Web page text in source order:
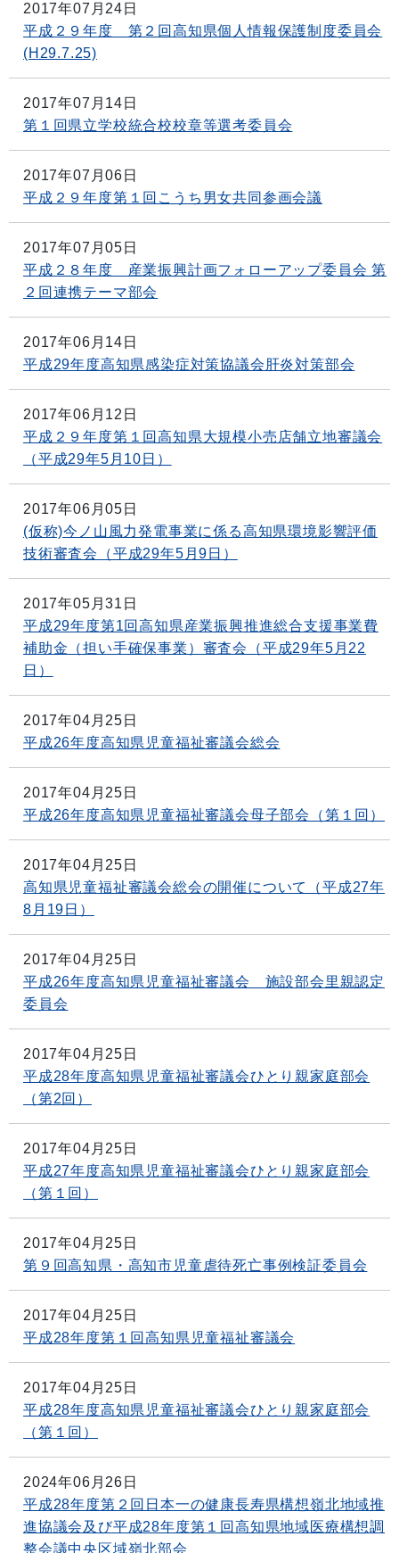
2017年07月24日
平成２９年度 第２回高知県個人情報保護制度委員会
(H29.7.25)
2017年07月14日
第１回県立学校統合校校章等選考委員会
2017年07月06日
平成２９年度第１回こうち男女共同参画会議
2017年07月05日
平成２８年度 産業振興計画フォローアップ委員会 第
２回連携テーマ部会
2017年06月14日
平成29年度高知県感染症対策協議会肝炎対策部会
2017年06月12日
平成２９年度第１回高知県大規模小売店舗立地審議会
（平成29年5月10日）
2017年06月05日
(仮称)今ノ山風力発電事業に係る高知県環境影響評価
技術審査会（平成29年5月9日）
2017年05月31日
平成29年度第1回高知県産業振興推進総合支援事業費
補助金（担い手確保事業）審査会（平成29年5月22
日）
2017年04月25日
平成26年度高知県児童福祉審議会総会
2017年04月25日
平成26年度高知県児童福祉審議会母子部会（第１回）
2017年04月25日
高知県児童福祉審議会総会の開催について（平成27年
8月19日）
2017年04月25日
平成26年度高知県児童福祉審議会 施設部会里親認定
委員会
2017年04月25日
平成28年度高知県児童福祉審議会ひとり親家庭部会
（第2回）
2017年04月25日
平成27年度高知県児童福祉審議会ひとり親家庭部会
（第１回）
2017年04月25日
第９回高知県・高知市児童虐待死亡事例検証委員会
2017年04月25日
平成28年度第１回高知県児童福祉審議会
2017年04月25日
平成28年度高知県児童福祉審議会ひとり親家庭部会
（第１回）
2024年06月26日
平成28年度第２回日本一の健康長寿県構想嶺北地域推
進協議会及び平成28年度第１回高知県地域医療構想調
整会議中央区域嶺北部会